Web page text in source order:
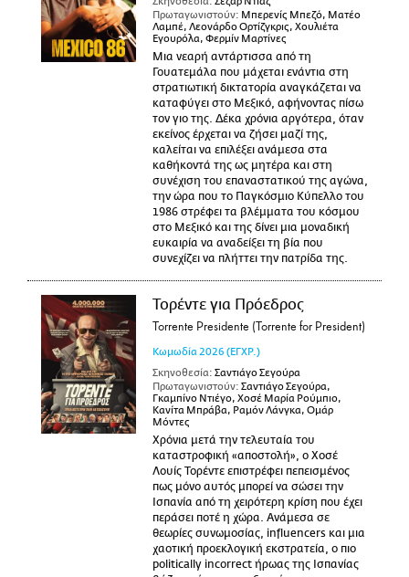
Πρωταγωνιστούν: Μπερενίς Μπεζό, Ματέο
Λαμπέ, Λεονάρδο Ορτίζγκρις, Χουλιέτα
Εγουρόλα, Φερμίν Μαρτίνες
Μια νεαρή αντάρτισσα από τη
Γουατεμάλα που μάχεται ενάντια στη
στρατιωτική δικτατορία αναγκάζεται να
καταφύγει στο Μεξικό, αφήνοντας πίσω
τον γιο της. Δέκα χρόνια αργότερα, όταν
εκείνος έρχεται να ζήσει μαζί της,
καλείται να επιλέξει ανάμεσα στα
καθήκοντά της ως μητέρα και στη
συνέχιση του επαναστατικού της αγώνα,
την ώρα που το Παγκόσμιο Κύπελλο του
1986 στρέφει τα βλέμματα του κόσμου
στο Μεξικό και της δίνει μια μοναδική
ευκαιρία να αναδείξει τη βία που
συνεχίζει να πλήττει την πατρίδα της.
Τορέντε για Πρόεδρος
Torrente Presidente (Torrente for President)
Κωμωδία 2026 (ΕΓΧΡ.)
Σκηνοθεσία: Σαντιάγο Σεγούρα
Πρωταγωνιστούν: Σαντιάγο Σεγούρα,
Γκαμπίνο Ντιέγο, Χοσέ Μαρία Ρούμπιο,
Κανίτα Μπράβα, Ραμόν Λάνγκα, Ομάρ
Μόντες
Χρόνια μετά την τελευταία του
καταστροφική «αποστολή», ο Χοσέ
Λουίς Τορέντε επιστρέφει πεπεισμένος
πως μόνο αυτός μπορεί να σώσει την
Ισπανία από τη χειρότερη κρίση που έχει
περάσει ποτέ η χώρα. Ανάμεσα σε
θεωρίες συνωμοσίας, influencers και μια
χαοτική προεκλογική εκστρατεία, ο πιο
politically incorrect ήρωας της Ισπανίας